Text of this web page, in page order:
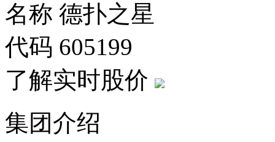
名称 德扑之星
代码 605199
了解实时股价
集团介绍